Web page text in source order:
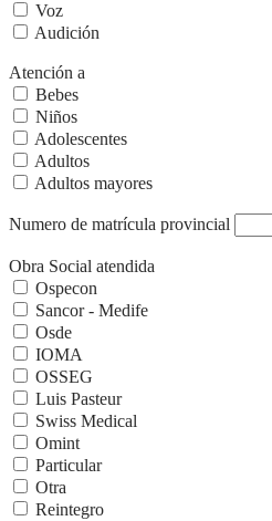
Voz
Audición
Atención a
Bebes
Niños
Adolescentes
Adultos
Adultos mayores
Numero de matrícula provincial
Obra Social atendida
Ospecon
Sancor - Medife
Osde
IOMA
OSSEG
Luis Pasteur
Swiss Medical
Omint
Particular
Otra
Reintegro